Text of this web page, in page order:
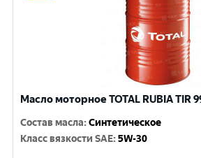
Масло моторное TOTAL RUBIA TIR
Состав масла:Синтетическое
Класс вязкости SAE:5W-30